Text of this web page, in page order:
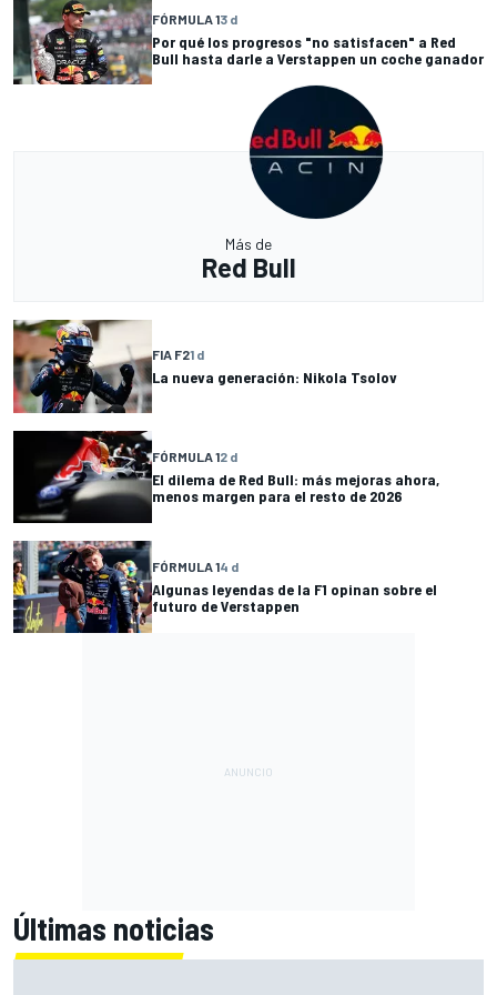
FÓRMULA 13 d
Por qué los progresos "no satisfacen" a Red
Bull hasta darle a Verstappen un coche ganador
Más de
Red Bull
FIA F21 d
La nueva generación: Nikola Tsolov
FÓRMULA 12 d
El dilema de Red Bull: más mejoras ahora,
menos margen para el resto de 2026
FÓRMULA 14 d
Algunas leyendas de la F1 opinan sobre el
futuro de Verstappen
Últimas noticias